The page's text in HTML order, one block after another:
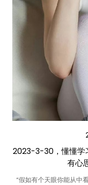
2023-3-30，懂懂学
有心
“假如有个天眼你能从中